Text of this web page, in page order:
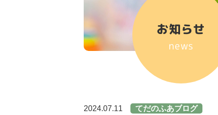
お知らせ
news
2024.07.11 てだのふあブログ